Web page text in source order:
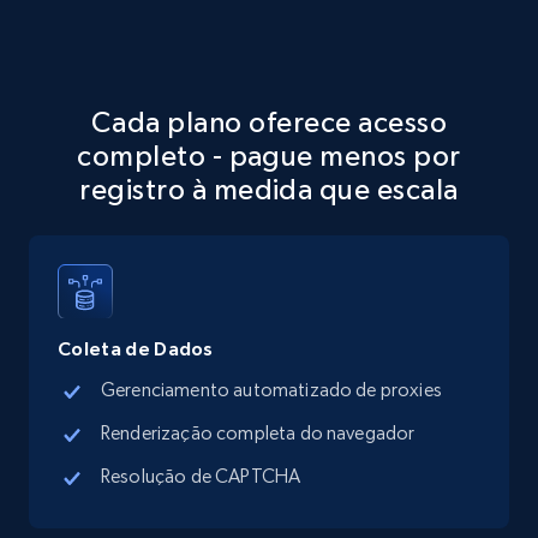
more.
13.2K+ 1.7K+ Comece grátis
Google Maps full information - discover
Address, Description, Business details, and
13.2K+ 1.7K+
Cada plano oferece acesso
completo - pague menos por
registro à medida que escala
Coleta de Dados
Gerenciamento automatizado de proxies
Renderização completa do navegador
Resolução de CAPTCHA